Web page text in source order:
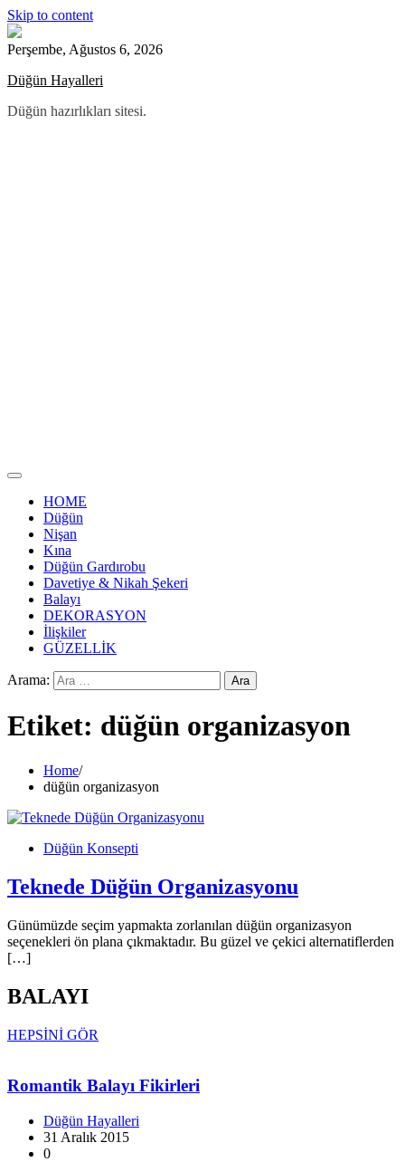
Skip to content
Perşembe, Ağustos 6, 2026
Düğün Hayalleri
Düğün hazırlıkları sitesi.
HOME
Düğün
Nişan
Kına
Düğün Gardırobu
Davetiye & Nikah Şekeri
Balayı
DEKORASYON
İlişkiler
GÜZELLİK
Arama:
Etiket: düğün organizasyon
Home
düğün organizasyon
Düğün Konsepti
Teknede Düğün Organizasyonu
Günümüzde seçim yapmakta zorlanılan düğün organizasyon
seçenekleri ön plana çıkmaktadır. Bu güzel ve çekici alternatiflerden
[…]
BALAYI
HEPSİNİ GÖR
Romantik Balayı Fikirleri
Düğün Hayalleri
31 Aralık 2015
0